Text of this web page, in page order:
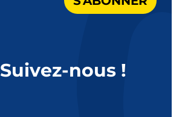
Suivez-nous !